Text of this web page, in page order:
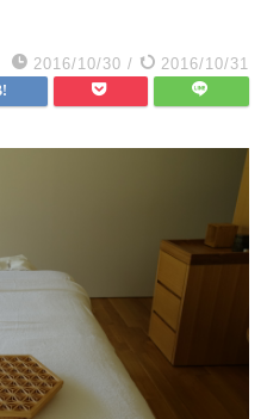
2016/10/30 / 2016/10/31